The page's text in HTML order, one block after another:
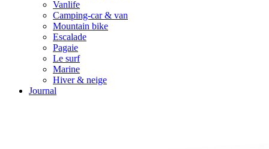
Vanlife
Camping-car & van
Mountain bike
Escalade
Pagaie
Le surf
Marine
Hiver & neige
Journal